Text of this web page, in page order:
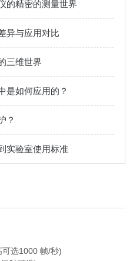
的精密的测量世界
异与应用对比
三维世界
是如何应用的？
？
实验室使用标准
选1000 帧/秒)